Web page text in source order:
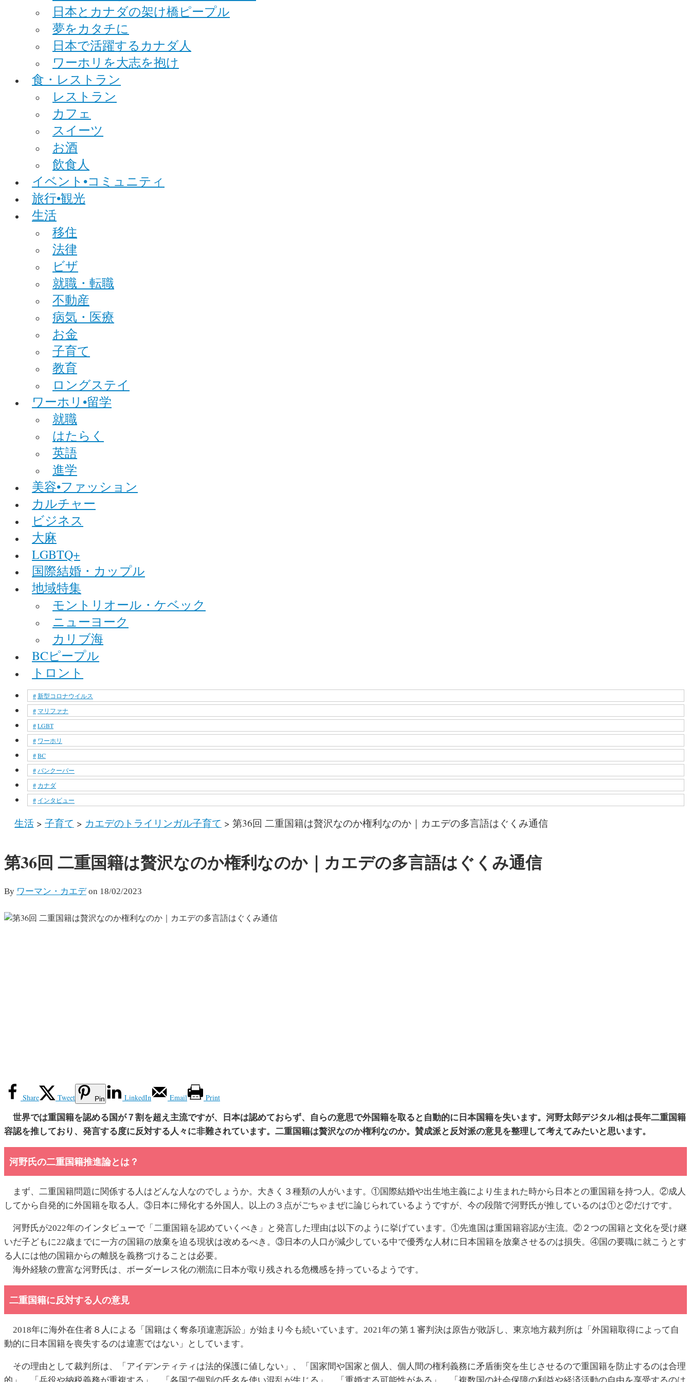
日本とカナダの架け橋ピープル
夢をカタチに
日本で活躍するカナダ人
ワーホリを大志を抱け
食・レストラン
レストラン
カフェ
スイーツ
お酒
飲食人
イベント•コミュニティ
旅行•観光
生活
移住
法律
ビザ
就職・転職
不動産
病気・医療
お金
子育て
教育
ロングステイ
ワーホリ•留学
就職
はたらく
英語
進学
美容•ファッション
カルチャー
ビジネス
大麻
LGBTQ+
国際結婚・カップル
地域特集
モントリオール・ケベック
ニューヨーク
カリブ海
BCピープル
トロント
新型コロナウイルス
マリファナ
LGBT
ワーホリ
BC
バンクーバー
カナダ
インタビュー
生活 > 子育て > カエデのトライリンガル子育て > 第36回 二重国籍は贅沢なのか権利なのか｜カエデの多言語はぐくみ通信
第36回 二重国籍は贅沢なのか権利なのか｜カエデの多言語はぐくみ通信
By ワーマン・カエデon 18/02/2023
Share Tweet Pin LinkedIn Email Print
世界では重国籍を認める国が７割を超え主流ですが、日本は認めておらず、自らの意思で外国籍を取ると自動的に日本国籍を失います。河野太郎デジタル相は長年二重国籍
容認を推しており、発言する度に反対する人々に非難されています。二重国籍は贅沢なのか権利なのか。賛成派と反対派の意見を整理して考えてみたいと思います。
河野氏の二重国籍推進論とは？
まず、二重国籍問題に関係する人はどんな人なのでしょうか。大きく３種類の人がいます。①国際結婚や出生地主義により生まれた時から日本との重国籍を持つ人。②成人
してから自発的に外国籍を取る人。③日本に帰化する外国人。以上の３点がごちゃまぜに論じられているようですが、今の段階で河野氏が推しているのは①と②だけです。
河野氏が2022年のインタビューで「二重国籍を認めていくべき」と発言した理由は以下のように挙げています。①先進国は重国籍容認が主流。②２つの国籍と文化を受け継
いだ子どもに22歳までに一方の国籍の放棄を迫る現状は改めるべき。③日本の人口が減少している中で優秀な人材に日本国籍を放棄させるのは損失。④国の要職に就こうとす
る人には他の国籍からの離脱を義務づけることは必要。
海外経験の豊富な河野氏は、ボーダーレス化の潮流に日本が取り残される危機感を持っているようです。
二重国籍に反対する人の意見
2018年に海外在住者８人による「国籍はく奪条項違憲訴訟」が始まり今も続いています。2021年の第１審判決は原告が敗訴し、東京地方裁判所は「外国籍取得によって自
動的に日本国籍を喪失するのは違憲ではない」としています。
その理由として裁判所は、「アイデンティティは法的保護に値しない」、「国家間や国家と個人、個人間の権利義務に矛盾衝突を生じさせるので重国籍を防止するのは合理